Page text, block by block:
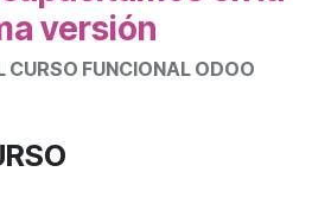
versión
CURSO FUNCIONAL ODOO